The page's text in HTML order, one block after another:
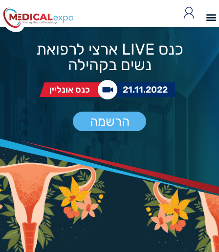
כנס LIVE ארצי לרפואת
נשים בקהילה
21.11.2022 כנס אונליין
הרשמה